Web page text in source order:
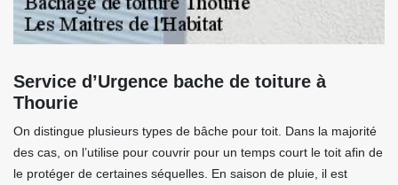
Service d’Urgence bache de toiture à
Thourie
On distingue plusieurs types de bâche pour toit. Dans la majorité
des cas, on l’utilise pour couvrir pour un temps court le toit afin de
le protéger de certaines séquelles. En saison de pluie, il est